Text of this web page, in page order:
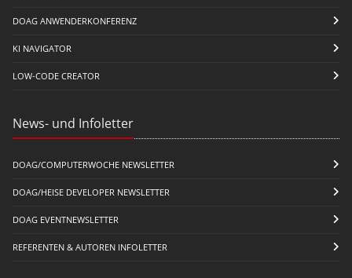
DOAG ANWENDERKONFERENZ
KI NAVIGATOR
LOW-CODE CREATOR
News- und Infoletter
DOAG/COMPUTERWOCHE NEWSLETTER
DOAG/HEISE DEVELOPER NEWSLETTER
DOAG EVENTNEWSLETTER
REFERENTEN & AUTOREN INFOLETTER